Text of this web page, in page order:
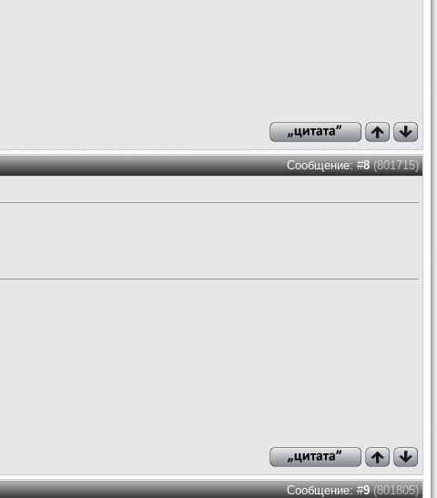
Сообщение: #8(801715)
Сообщение: #9(801805)